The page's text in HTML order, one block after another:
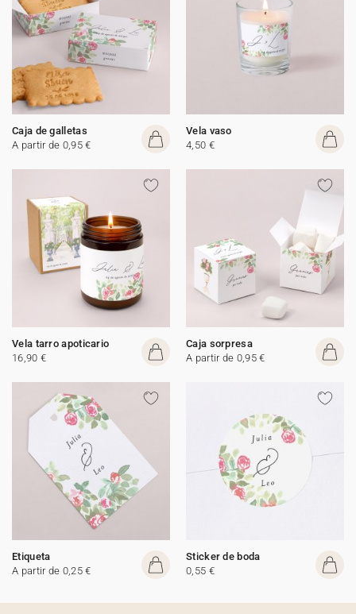
Caja de galletas
A partir de 0,95 €
Vela vaso
4,50 €
Vela tarro apoticario
16,90 €
Caja sorpresa
A partir de 0,95 €
Etiqueta
A partir de 0,25 €
Sticker de boda
0,55 €